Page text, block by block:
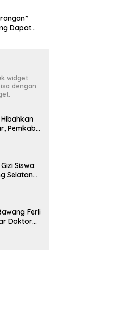
Dapat
widget
dengan
Pemkab
di
Siswa:
Selatan
Natar
Ferli
Doktor